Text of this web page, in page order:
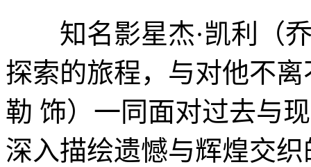
知名影星杰·凯利（乔
探索的旅程，与对他不
勒 饰）一同面对过去与
深入描绘遗憾与辉煌交